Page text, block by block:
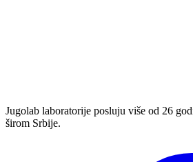
Jugolab laboratorije posluju više od 26
širom Srbije.